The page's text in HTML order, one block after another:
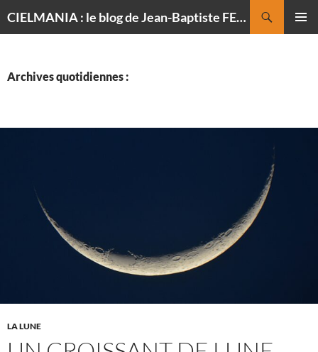
CIELMANIA : le blog de Jean-Baptiste FELDMANN, photographe du ciel
Archives quotidiennes :
LA LUNE